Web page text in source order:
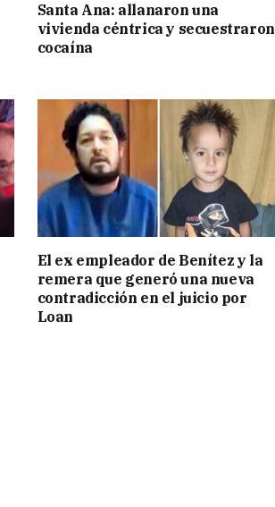
Santa Ana: allanaron una
vivienda céntrica y secuestraron
cocaína
El ex empleador de Benítez y la
remera que generó una nueva
contradicción en el juicio por
Loan